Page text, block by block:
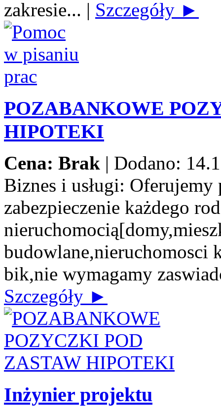
zakresie... | Szczegóły ►
POZABANKOWE
HIPOTEKI
Cena: Brak | Dodano:
Biznes i usługi: Oferujemy
zabezpieczenie każdego
budowlane,nieruchomosci
bik,nie wymagamy
Szczegóły ►
Inżynier projektu